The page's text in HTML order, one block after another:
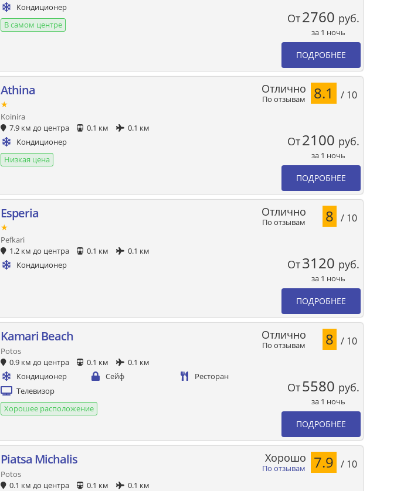
Кондиционер
В самом центре
От2760 руб.
за 1 ночь
ПОДРОБНЕЕ
Athina
★
Koinira
7.9 км до центра
0.1 км
0.1 км
Кондиционер
Низкая цена
По отзывам
Отлично 8.1 / 10
От2100 руб.
за 1 ночь
ПОДРОБНЕЕ
Esperia
★
Pefkari
1.2 км до центра
0.1 км
0.1 км
Кондиционер
По отзывам
Отлично 8 / 10
От3120 руб.
за 1 ночь
ПОДРОБНЕЕ
Kamari Beach
Potos
0.9 км до центра
0.1 км
0.1 км
Кондиционер
Сейф
Ресторан
Телевизор
Хорошее расположение
По отзывам
Отлично 8 / 10
От5580 руб.
за 1 ночь
ПОДРОБНЕЕ
Piatsa Michalis
Potos
0.1 км до центра
0.1 км 0.1 км
По отзывам
Хорошо 7.9 / 10